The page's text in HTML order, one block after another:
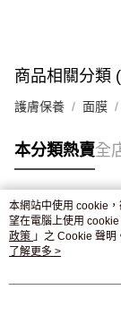
付款後門市自取，
商品相關分類
護膚保養 面膜
本分類熱賣全
熱門標籤
熱銷排行
本網站中使用 cookie
望在電腦上使用
政策 」之 Cookie 聲
條款之 Cookie 聲明使
了解更多 >